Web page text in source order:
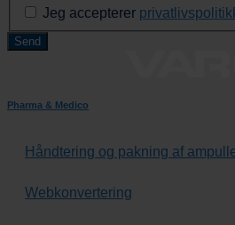
Jeg accepterer
Pharma & Medico
Håndtering og pakning af
Webkonvertering